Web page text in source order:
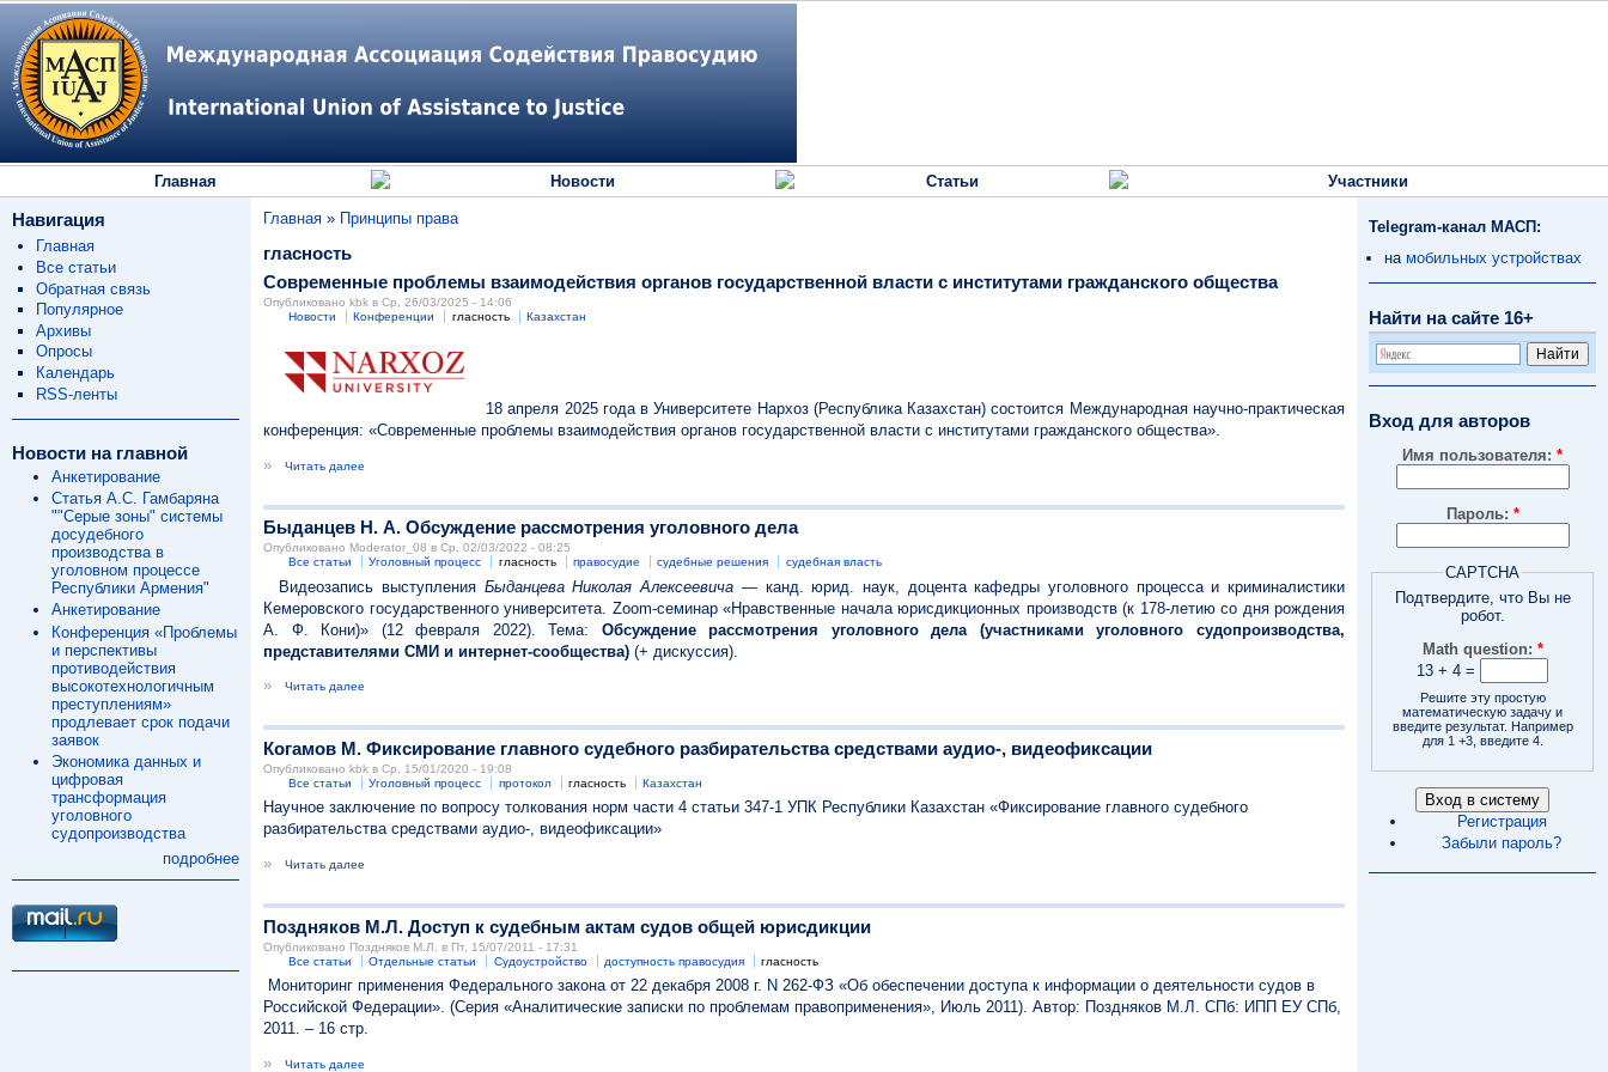
Главная Новости Статьи Участники
Навигация
Главная
Все статьи
Обратная связь
Популярное
Архивы
Опросы
Календарь
RSS-ленты
Новости на главной
Анкетирование
Статья А.С. Гамбаряна
""Серые зоны" системы
досудебного
производства в
уголовном процессе
Республики Армения"
Анкетирование
Конференция «Проблемы
и перспективы
противодействия
высокотехнологичным
преступлениям»
продлевает срок подачи
заявок
Экономика данных и
цифровая
трансформация
уголовного
судопроизводства
подробнее
Главная » Принципы права
гласность
Современные проблемы взаимодействия органов государственной власти с институтами гражданского общества
Опубликовано kbk в Ср, 26/03/2025 - 14:06
Новости
Конференции гласность Казахстан
18 апреля 2025 года в Университете Нархоз (Республика Казахстан) состоится Международная научно-практическая
конференция: «Современные проблемы взаимодействия органов государственной власти с институтами гражданского общества».
»
Читать далее
Быданцев Н. А. Обсуждение рассмотрения уголовного дела
Опубликовано Moderator_08 в Ср, 02/03/2022 - 08:25
Все статьи
Уголовный процесс гласность правосудие судебные решения судебная власть
Видеозапись выступления Быданцева Николая Алексеевича — канд. юрид. наук, доцента кафедры уголовного процесса и криминалистики
Кемеровского государственного университета. Zoom-семинар «Нравственные начала юрисдикционных производств (к 178-летию со дня рождения
А. Ф. Кони)» (12 февраля 2022). Тема: Обсуждение рассмотрения уголовного дела (участниками уголовного судопроизводства,
представителями СМИ и интернет-сообщества) (+ дискуссия).
»
Читать далее
Когамов М. Фиксирование главного судебного разбирательства средствами аудио-, видеофиксации
Опубликовано kbk в Ср, 15/01/2020 - 19:08
Все статьи
Уголовный процесс протокол гласность Казахстан
Научное заключение по вопросу толкования норм части 4 статьи 347-1 УПК Республики Казахстан «Фиксирование главного судебного
разбирательства средствами аудио-, видеофиксации»
»
Читать далее
Поздняков М.Л. Доступ к судебным актам судов общей юрисдикции
Опубликовано Поздняков М.Л. в Пт, 15/07/2011 - 17:31
Все статьи
Отдельные статьи Судоустройство доступность правосудия гласность
Мониторинг применения Федерального закона от 22 декабря 2008 г. N 262-ФЗ «Об обеспечении доступа к информации о деятельности судов в
Российской Федерации». (Серия «Аналитические записки по проблемам правоприменения», Июль 2011). Автор: Поздняков М.Л. СПб: ИПП ЕУ СПб,
2011. – 16 стр.
»
Читать далее
Telegram-канал МАСП:
на мобильных устройствах
Найти на сайте 16+
Вход для авторов
Имя пользователя: *
Пароль: *
CAPTCHA
Подтвердите, что Вы не
робот.
Math question: *
13 + 4 =
Решите эту простую
математическую задачу и
введите результат. Например
для 1 +3, введите 4.
Регистрация
Забыли пароль?